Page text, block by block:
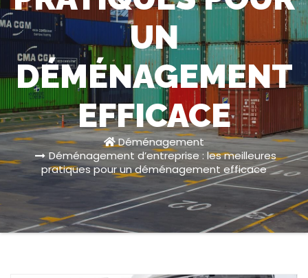
UN
DÉMÉNAGEMENT
EFFICACE
Déménagement
Déménagement d’entreprise : les meilleures
pratiques pour un déménagement efficace